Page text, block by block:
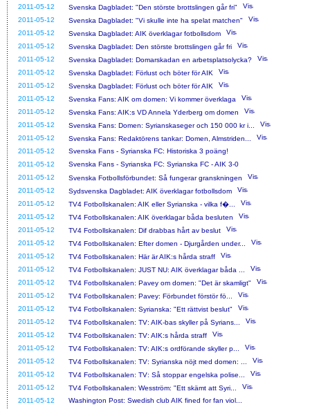
2011-05-12
Svenska Dagbladet: "Den störste brottslingen går fri"
2011-05-12
Svenska Dagbladet: "Vi skulle inte ha spelat matchen"
2011-05-12
Svenska Dagbladet: AIK överklagar fotbollsdom
2011-05-12
Svenska Dagbladet: Den störste brottslingen går fri
2011-05-12
Svenska Dagbladet: Domarskadan en arbetsplatsolycka?
2011-05-12
Svenska Dagbladet: Förlust och böter för AIK
2011-05-12
Svenska Dagbladet: Förlust och böter för AIK
2011-05-12
Svenska Fans: AIK om domen: Vi kommer överklaga
2011-05-12
Svenska Fans: AIK:s VD Annela Yderberg om domen
2011-05-12
Svenska Fans: Domen: Syrianskaseger och 150 000 kr i...
2011-05-12
Svenska Fans: Redaktörens tankar: Domen, Almstriden...
2011-05-12
Svenska Fans - Syrianska FC: Historiska 3 poäng!
2011-05-12
Svenska Fans - Syrianska FC: Syrianska FC - AIK 3-0
2011-05-12
Svenska Fotbollsförbundet: Så fungerar granskningen
2011-05-12
Sydsvenska Dagbladet: AIK överklagar fotbollsdom
2011-05-12
TV4 Fotbollskanalen: AIK eller Syrianska - vilka f�...
2011-05-12
TV4 Fotbollskanalen: AIK överklagar båda besluten
2011-05-12
TV4 Fotbollskanalen: Dif drabbas hårt av beslut
2011-05-12
TV4 Fotbollskanalen: Efter domen - Djurgården under...
2011-05-12
TV4 Fotbollskanalen: Här är AIK:s hårda straff
2011-05-12
TV4 Fotbollskanalen: JUST NU: AIK överklagar båda ...
2011-05-12
TV4 Fotbollskanalen: Pavey om domen: "Det är skamligt"
2011-05-12
TV4 Fotbollskanalen: Pavey: Förbundet förstör fö...
2011-05-12
TV4 Fotbollskanalen: Syrianska: "Ett rättvist beslut"
2011-05-12
TV4 Fotbollskanalen: TV: AIK-bas skyller på Syrians...
2011-05-12
TV4 Fotbollskanalen: TV: AIK:s hårda straff
2011-05-12
TV4 Fotbollskanalen: TV: AIK:s ordförande skyller p...
2011-05-12
TV4 Fotbollskanalen: TV: Syrianska nöjt med domen: ...
2011-05-12
TV4 Fotbollskanalen: TV: Så stoppar engelska polise...
2011-05-12
TV4 Fotbollskanalen: Wesström: "Ett skämt att Syri...
2011-05-12
Washington Post: Swedish club AIK fined for fan viol...